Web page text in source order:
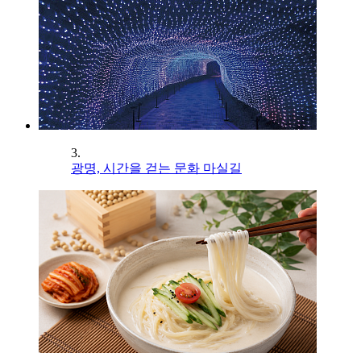
3.
광명, 시간을 걷는 문화 마실길